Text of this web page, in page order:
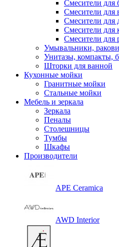
Смесители для
Смесители для
Смесители для
Смесители для
Смесители для
Умывальники,
Унитазы, компакты,
Шторки для ванной
Кухонные мойки
Гранитные мойки
Стальные мойки
Мебель и зеркала
Зеркала
Пеналы
Столешницы
Тумбы
Шкафы
Производители
APE Ceramica
AWD Interior